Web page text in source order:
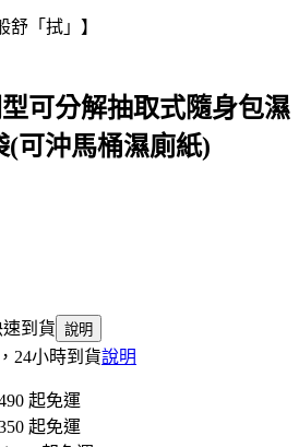
「拭」】
可分解抽取式隨身包濕
(可沖馬桶濕廁紙)
到貨 說明
24小時到貨說明
起免運
起免運